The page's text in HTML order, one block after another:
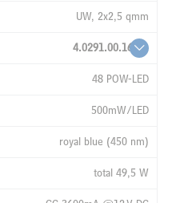
UW, 2x2,5 qmm
4.0291.00.16
48 POW-LED
500mW/LED
royal blue (450 nm)
total 49,5 W